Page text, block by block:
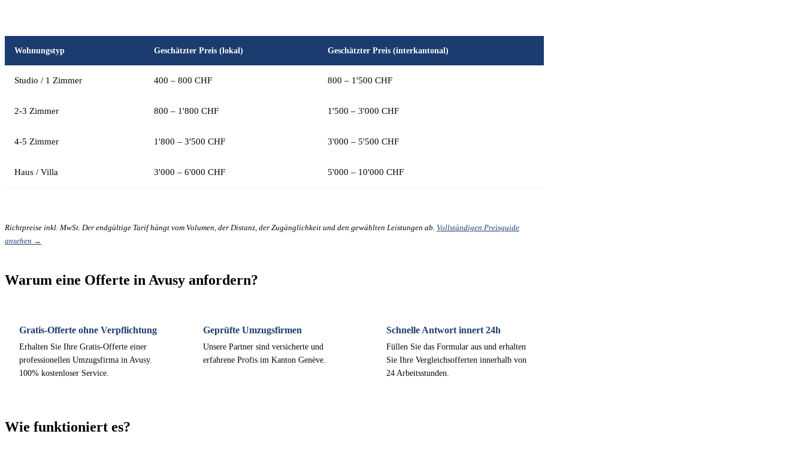
Wohnungstyp Geschätzter Preis (lokal) Geschätzter Preis (interkantonal)
Studio / 1 Zimmer 400 – 800 CHF 800 – 1'500 CHF
2-3 Zimmer 800 – 1'800 CHF 1'500 – 3'000 CHF
4-5 Zimmer 1'800 – 3'500 CHF 3'000 – 5'500 CHF
Haus / Villa 3'000 – 6'000 CHF 5'000 – 10'000 CHF
Richtpreise inkl. MwSt. Der endgültige Tarif hängt vom Volumen, der Distanz, der Zugänglichkeit und den gewählten Leistungen ab. Vollständigen Preisguide
ansehen →
Warum eine Offerte in Avusy anfordern?
Gratis-Offerte ohne Verpflichtung
Erhalten Sie Ihre Gratis-Offerte einer
professionellen Umzugsfirma in Avusy.
100% kostenloser Service.
Geprüfte Umzugsfirmen
Unsere Partner sind versicherte und
erfahrene Profis im Kanton Genève.
Schnelle Antwort innert 24h
Füllen Sie das Formular aus und erhalten
Sie Ihre Vergleichsofferten innerhalb von
24 Arbeitsstunden.
Wie funktioniert es?